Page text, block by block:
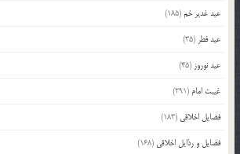
عید غدیر خم(185)
عید فطر (35)
عید نوروز (45)
غیبت امام (291)
فضایل اخلاقی (183)
فضایل و رذایل اخلاقی (168)